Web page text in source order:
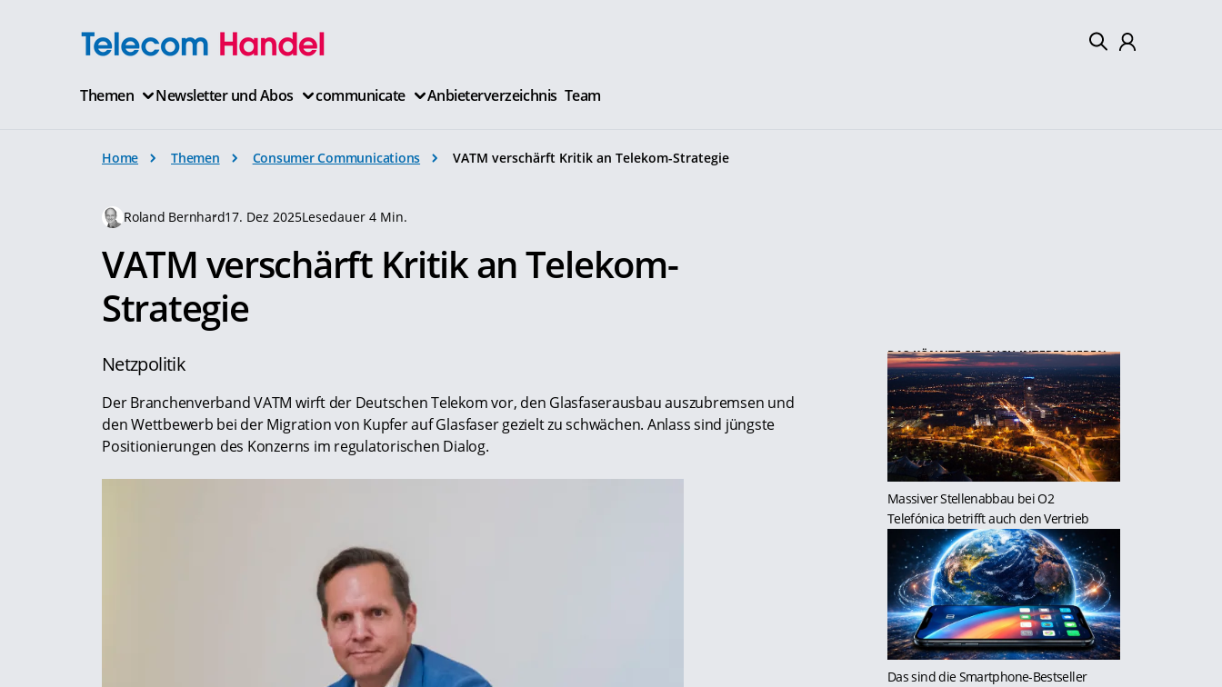
Themen Newsletter und Abos communicate Anbieterverzeichnis Team
Home Themen Consumer Communications VATM verschärft Kritik an Telekom-Strategie
Roland Bernhard17. Dez 2025Lesedauer 4 Min.
VATM verschärft Kritik an Telekom-
Strategie
Netzpolitik
Der Branchenverband VATM wirft der Deutschen Telekom vor, den Glasfaserausbau auszubremsen und
den Wettbewerb bei der Migration von Kupfer auf Glasfaser gezielt zu schwächen. Anlass sind jüngste
Positionierungen des Konzerns im regulatorischen Dialog.
DAS KÖNNTE SIE AUCH INTERESSIEREN:
Massiver Stellenabbau bei O2
Telefónica betrifft auch den Vertrieb
Das sind die Smartphone-Bestseller